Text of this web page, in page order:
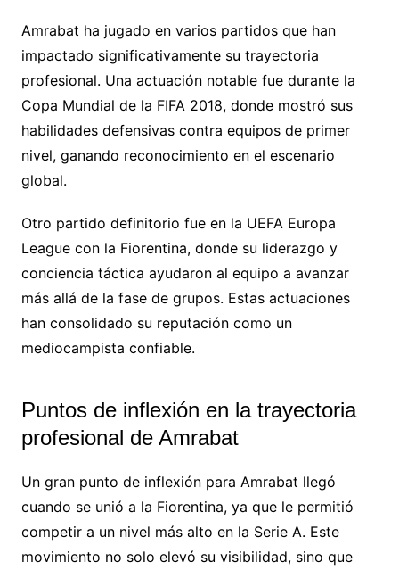
Amrabat ha jugado en varios partidos que han
impactado significativamente su trayectoria
profesional. Una actuación notable fue durante la
Copa Mundial de la FIFA 2018, donde mostró sus
habilidades defensivas contra equipos de primer
nivel, ganando reconocimiento en el escenario
global.
Otro partido definitorio fue en la UEFA Europa
League con la Fiorentina, donde su liderazgo y
conciencia táctica ayudaron al equipo a avanzar
más allá de la fase de grupos. Estas actuaciones
han consolidado su reputación como un
mediocampista confiable.
Puntos de inflexión en la trayectoria
profesional de Amrabat
Un gran punto de inflexión para Amrabat llegó
cuando se unió a la Fiorentina, ya que le permitió
competir a un nivel más alto en la Serie A. Este
movimiento no solo elevó su visibilidad, sino que